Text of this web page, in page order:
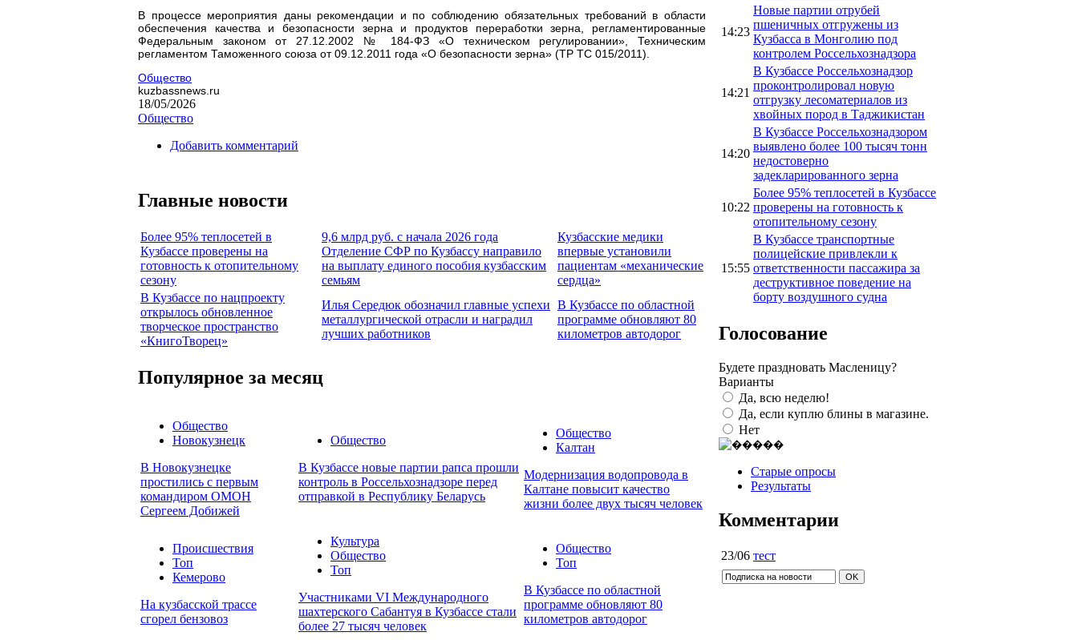
В процессе мероприятия даны рекомендации и по соблюдению обязательных требований в области
обеспечения качества и безопасности зерна и продуктов переработки зерна, регламентированные
Федеральным законом от 27.12.2002 № 184-ФЗ «О техническом регулировании», Техническим
регламентом Таможенного союза от 09.12.2011 года «О безопасности зерна» (ТР ТС 015/2011).
Общество
kuzbassnews.ru
18/05/2026
Общество
Добавить комментарий
Главные новости
Более 95% теплосетей в
Кузбассе проверены на
готовность к отопительному
сезону
9,6 млрд руб. с начала 2026 года
Отделение СФР по Кузбассу направило
на выплату единого пособия кузбасским
семьям
Кузбасские медики
впервые установили
пациентам «механические
сердца»
В Кузбассе по нацпроекту
открылось обновленное
творческое пространство
«КнигоТворец»
Илья Середюк обозначил главные успехи
металлургической отрасли и наградил
лучших работников
В Кузбассе по областной
программе обновляют 80
километров автодорог
Популярное за месяц
Общество
Новокузнецк
В Новокузнецке
простились с первым
командиром ОМОН
Сергеем Добижей
Общество
В Кузбассе новые партии рапса прошли
контроль в Россельхознадзоре перед
отправкой в Республику Беларусь
Общество
Калтан
Модернизация водопровода в
Калтане повысит качество
жизни более двух тысяч человек
Происшествия
Топ
Кемерово
На кузбасской трассе
сгорел бензовоз
Культура
Общество
Топ
Участниками VI Международного
шахтерского Сабантуя в Кузбассе стали
более 27 тысяч человек
Общество
Топ
В Кузбассе по областной
программе обновляют 80
километров автодорог
14:23
Новые партии отрубей
пшеничных отгружены из
Кузбасса в Монголию под
контролем Россельхознадзора
14:21
В Кузбассе Россельхознадзор
проконтролировал новую
отгрузку лесоматериалов из
хвойных пород в Таджикистан
14:20
В Кузбассе Россельхознадзором
выявлено более 100 тысяч тонн
недостоверно
задекларированного зерна
10:22
Более 95% теплосетей в Кузбассе
проверены на готовность к
отопительному сезону
15:55
В Кузбассе транспортные
полицейские привлекли к
ответственности пассажира за
деструктивное поведение на
борту воздушного судна
Голосование
Будете праздновать Масленицу?
Варианты
Да, всю неделю!
Да, если куплю блины в магазине.
Нет
Старые опросы
Результаты
Комментарии
23/06 тест